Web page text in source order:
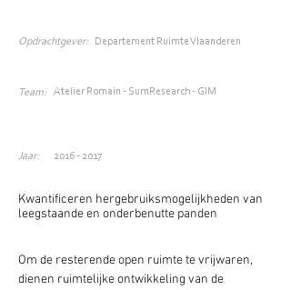
Opdrachtgever: Departement Ruimte Vlaanderen
Team: Atelier Romain - SumResearch - GIM
Jaar: 2016 - 2017
Kwantificeren hergebruiksmogelijkheden van
leegstaande en onderbenutte panden
Om de resterende open ruimte te vrijwaren,
dienen ruimtelijke ontwikkeling van de